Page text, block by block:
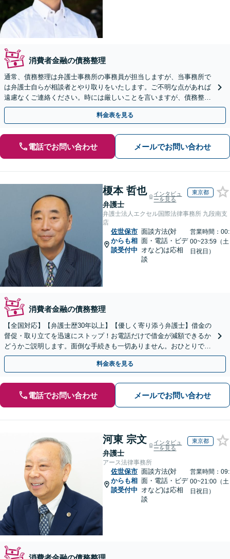
消費者金融の債務整理
通常、債務整理は弁護士事務所の事務員が担当しますが、当事務所で
は弁護士自らが相談者とやり取りをいたします。ご不明な点があれば
遠慮なくご連絡ください。時には厳しいことを言いますが、債務整理
には相談者様のご協力が必要不可欠です。
料金表を見る
電話でお問い合わせ メールでお問い合わせ
榎本 哲也
弁護士
インタビュ
ーを見る
東京都
弁護士法人エクセル国際法律事務所 九段南支
店
佐世保市
からも相
談受付中
面談方法(対
面・電話・ビデ
オなど)は応相
談
営業時間：00:
00~23:59（土
日祝日）
消費者金融の債務整理
【全国対応】【弁護士歴30年以上】【優しく寄り添う弁護士】借金の
督促・取り立てを迅速にストップ！お電話だけで借金が減額できるか
どうかご説明します。面倒な手続きも一切ありません。おひとりで悩
まず、お気軽にご相談ください。【電話相談可】
料金表を見る
電話でお問い合わせ メールでお問い合わせ
河東 宗文
弁護士
インタビュ
ーを見る
東京都
アース法律事務所
佐世保市
からも相
談受付中
面談方法(対
面・電話・ビデ
オなど)は応相
談
営業時間：09:
00~21:00（土
日祝日）